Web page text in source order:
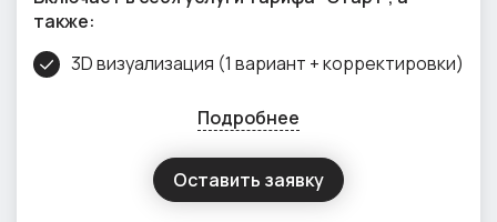
также:
3D визуализация (1 вариант + корректировки)
Подробнее
Оставить заявку